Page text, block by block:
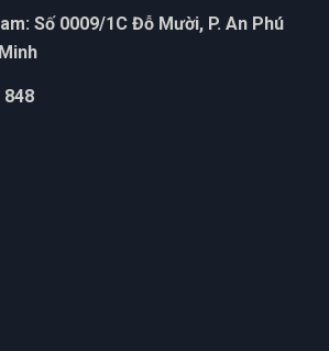
Số 0009/1C Đỗ Mười, P. An Phú
848